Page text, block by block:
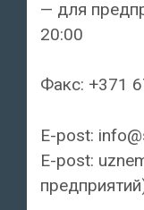
— для
20:00
Факс: +371
E-post:
E-post: